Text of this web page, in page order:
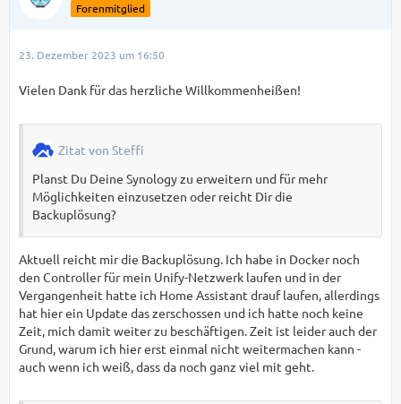
Forenmitglied
23. Dezember 2023 um 16:50
Vielen Dank für das herzliche Willkommenheißen!
Zitat von Steffi
Planst Du Deine Synology zu erweitern und für mehr
Möglichkeiten einzusetzen oder reicht Dir die
Backuplösung?
Aktuell reicht mir die Backuplösung. Ich habe in Docker noch
den Controller für mein Unify-Netzwerk laufen und in der
Vergangenheit hatte ich Home Assistant drauf laufen, allerdings
hat hier ein Update das zerschossen und ich hatte noch keine
Zeit, mich damit weiter zu beschäftigen. Zeit ist leider auch der
Grund, warum ich hier erst einmal nicht weitermachen kann -
auch wenn ich weiß, dass da noch ganz viel mit geht.